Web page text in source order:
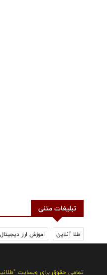
تبلیغات متنی
طلا آنلاین اموزش ارز
تمامی حقوق برای وبسایت